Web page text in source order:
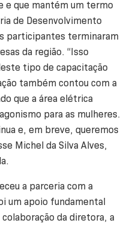
e que mantém um termo
de Desenvolvimento
participantes terminaram
da região. “Isso
tipo de capacitação
também contou com a
que a área elétrica
para as mulheres.
e, em breve, queremos
Michel da Silva Alves,
a parceria com a
um apoio fundamental
da diretora, a